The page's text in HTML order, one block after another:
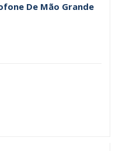
De Mão Grande